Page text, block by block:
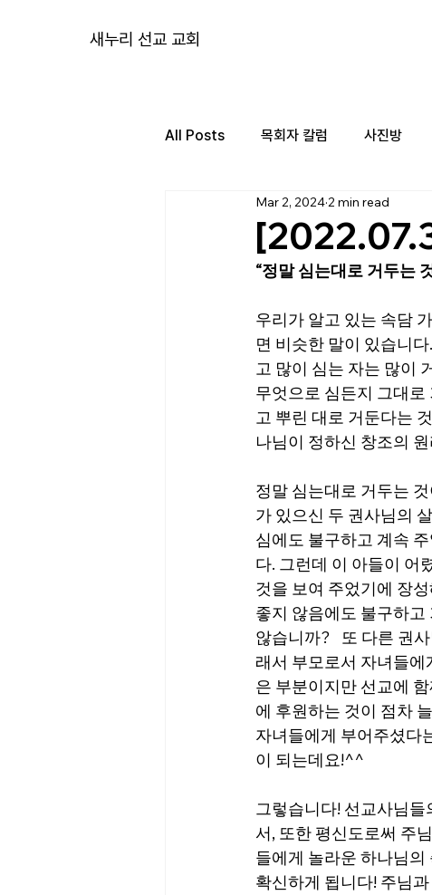
새누리 선교 교회
All Posts 목회자 칼럼 사진방
Mar 2, 2024 2 min read
“정말 심는대로 거두는
우리가 알고 있는 속담
면 비슷한 말이 있습니
고 많이 심는 자는 많이
무엇으로 심든지 그대로
고 뿌린 대로 거둔다는
나님이 정하신 창조의
정말 심는대로 거두는
가 있으신 두 권사님의
심에도 불구하고 계속
다. 그런데 이 아들이 어
것을 보여 주었기에 장
좋지 않음에도 불구하
않습니까?   또 다른 권
래서 부모로서 자녀들
은 부분이지만 선교에
에 후원하는 것이 점차
자녀들에게 부어주셨다
이 되는데요!^^
그렇습니다! 선교사님
서, 또한 평신도로써 주
들에게 놀라운 하나님
확신하게 됩니다! 주님